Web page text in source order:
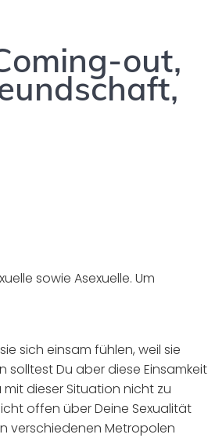
out,
sowie Asexuelle. Um
sich einsam fühlen, weil sie
Du aber diese Einsamkeit
dieser Situation nicht zu
offen über Deine Sexualität
verschiedenen Metropolen